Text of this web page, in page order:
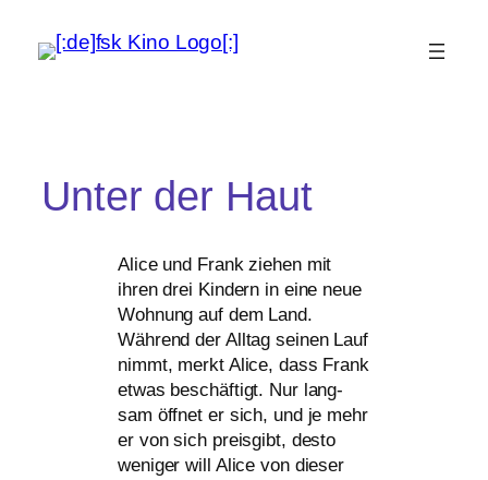
Unter der Haut
Alice und Frank zie­hen mit
ihren drei Kindern in eine neue
Wohnung auf dem Land.
Während der Alltag sei­nen Lauf
nimmt, merkt Alice, dass Frank
etwas beschäf­tigt. Nur lang­
sam öff­net er sich, und je mehr
er von sich preis­gibt, des­to
weni­ger will Alice von die­ser